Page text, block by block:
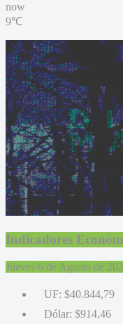
now
9℃
Indicadores
Jueves 6 de Agosto de
UF: $40.844,79
Dólar: $914,46